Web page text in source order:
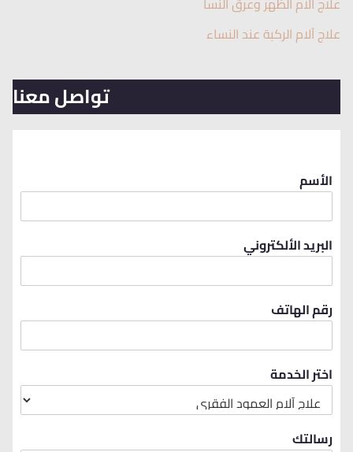
علاج آلام الركبة عند النساء
تواصل معنا
الأسم
البريد الألكتروني
رقم الهاتف
اختر الخدمة
رسالتك